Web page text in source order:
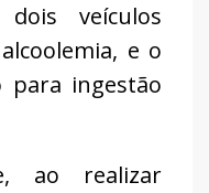
veículos
e o
para ingestão
ao realizar